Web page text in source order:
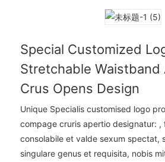
Special Customized
Stretchable Waistband
Crus Opens Design
Unique Specialis customised logo
compage cruris apertio designatur: ,
consolabile et valde sexum spectat,
singulare genus et requisita, nobis